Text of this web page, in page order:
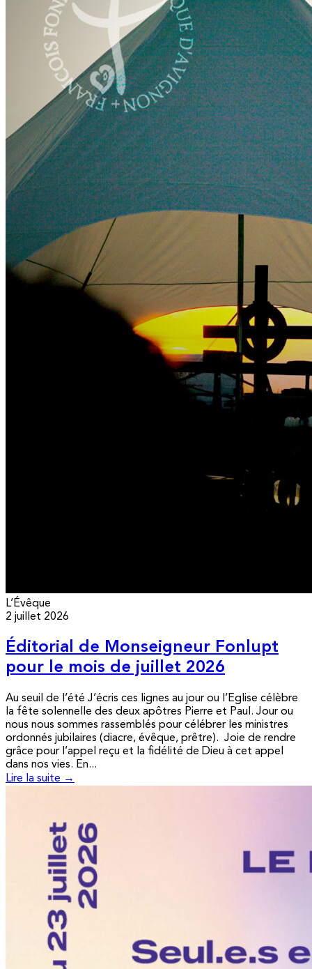
L’Évêque
2 juillet 2026
Éditorial de Monseigneur Fonlupt
pour le mois de juillet 2026
Au seuil de l’été J’écris ces lignes au jour ou l’Eglise célèbre
la fête solennelle des deux apôtres Pierre et Paul. Jour ou
nous nous sommes rassemblés pour célébrer les ministres
ordonnés jubilaires (diacre, évêque, prêtre). Joie de rendre
grâce pour l’appel reçu et la fidélité de Dieu à cet appel
dans nos vies. En...
Lire la suite →